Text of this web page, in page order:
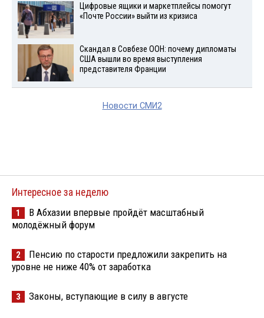
Цифровые ящики и маркетплейсы помогут
«Почте России» выйти из кризиса
Скандал в Совбезе ООН: почему дипломаты
США вышли во время выступления
представителя Франции
Новости СМИ2
Интересное за неделю
1
В Абхазии впервые пройдёт масштабный
молодёжный форум
2
Пенсию по старости предложили закрепить на
уровне не ниже 40% от заработка
3 Законы, вступающие в силу в августе